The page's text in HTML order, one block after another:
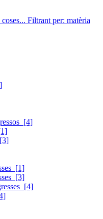
Filtrant per: matèria
[4]
[1]
[3]
[4]